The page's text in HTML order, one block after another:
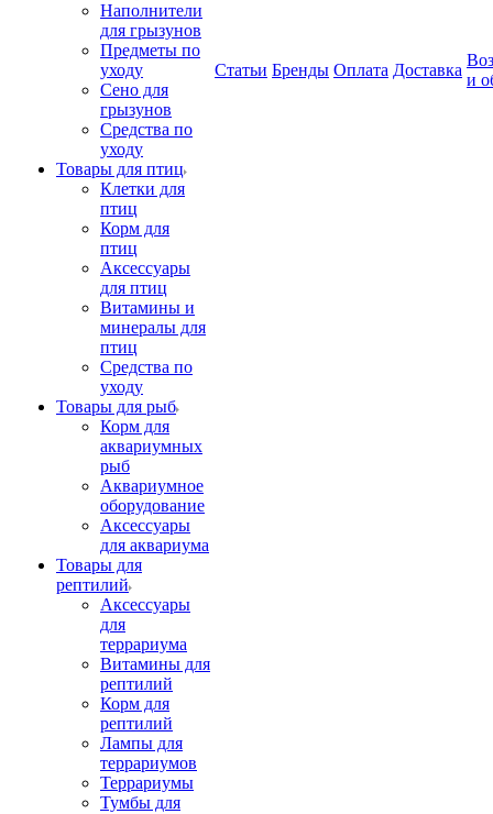
Наполнители
для грызунов
Предметы по
уходу
Сено для
грызунов
Средства по
уходу
Товары для птиц
Клетки для
птиц
Корм для
птиц
Аксессуары
для птиц
Витамины и
минералы для
птиц
Средства по
уходу
Товары для рыб
Корм для
аквариумных
рыб
Аквариумное
оборудование
Аксессуары
для аквариума
Товары для
рептилий
Аксессуары
для
террариума
Витамины для
рептилий
Корм для
рептилий
Лампы для
террариумов
Террариумы
Тумбы для
Статьи Бренды Оплата Доставка
и